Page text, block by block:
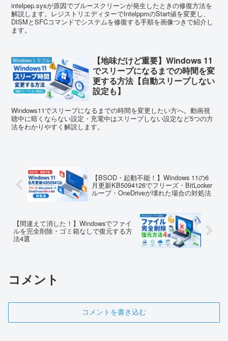
intelpep.sysが原因でブルースクリーンが発生したときの修復方法を
解説します。レジストリエディターでIntelppmのStart値を変更し、
DISMとSFCコマンドでシステムを修復する手順を画像つきで紹介し
ます。
Windowsトラブル
【地味だけど重要】Windows 11
でスリープになるまでの時間を変
更する方法【自動スリープしない
設定も】
Windows11でスリープになるまでの時間を変更したい方へ。動画視
聴中に暗くならない設定・充電中はスリープしない設定など5つの方
法をわかりやすく解説します。
【BSOD・起動不能！】Windows 11の6
月更新KB5094126でフリーズ・BitLocker
ループ・OneDriveが壊れた場合の対処法
【間違えて消した！】Windowsでファイ
ルを完全削除・ゴミ箱なしで復元する方
法4選
コメント
コメントを書き込む